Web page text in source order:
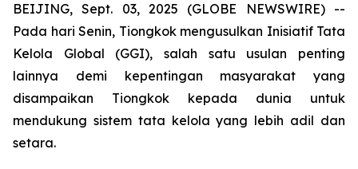
BEIJING, Sept. 03, 2025 (GLOBE NEWSWIRE) --
Pada hari Senin, Tiongkok mengusulkan Inisiatif Tata
Kelola Global (GGI), salah satu usulan penting
lainnya demi kepentingan masyarakat yang
disampaikan Tiongkok kepada dunia untuk
mendukung sistem tata kelola yang lebih adil dan
setara.